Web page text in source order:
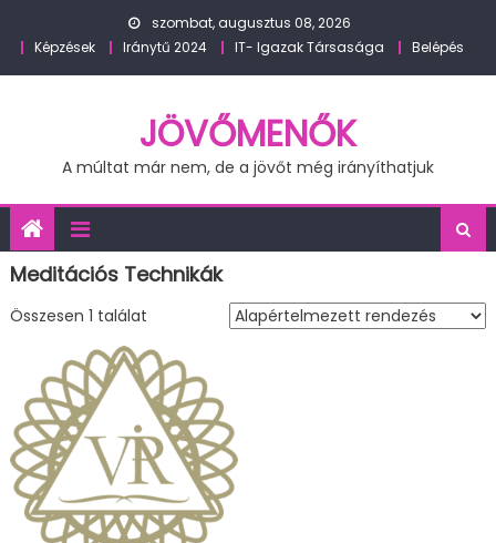
szombat, augusztus 08, 2026
Képzések
Iránytű 2024 IT- Igazak Társasága Belépés
JÖVŐMENŐK
A múltat már nem, de a jövőt még irányíthatjuk
Meditációs Technikák
Összesen 1 találat